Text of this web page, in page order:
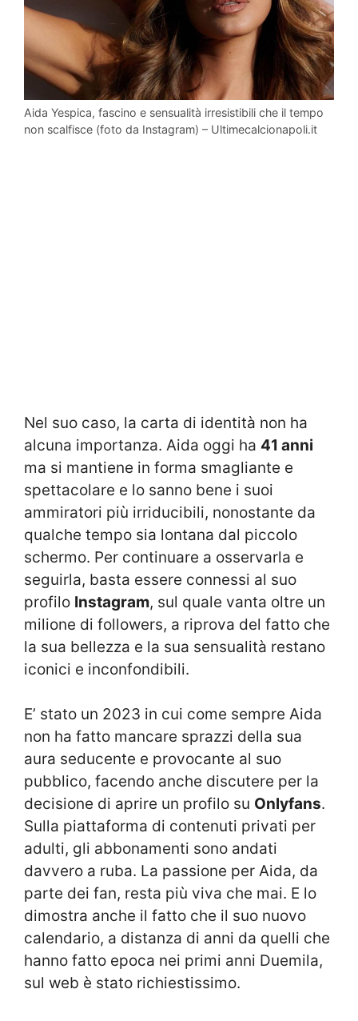
Aida Yespica, fascino e sensualità irresistibili che il tempo
non scalfisce (foto da Instagram) – Ultimecalcionapoli.it
Nel suo caso, la carta di identità non ha
alcuna importanza. Aida oggi ha 41 anni
ma si mantiene in forma smagliante e
spettacolare e lo sanno bene i suoi
ammiratori più irriducibili, nonostante da
qualche tempo sia lontana dal piccolo
schermo. Per continuare a osservarla e
seguirla, basta essere connessi al suo
profilo Instagram, sul quale vanta oltre un
milione di followers, a riprova del fatto che
la sua bellezza e la sua sensualità restano
iconici e inconfondibili.
E’ stato un 2023 in cui come sempre Aida
non ha fatto mancare sprazzi della sua
aura seducente e provocante al suo
pubblico, facendo anche discutere per la
decisione di aprire un profilo su Onlyfans.
Sulla piattaforma di contenuti privati per
adulti, gli abbonamenti sono andati
davvero a ruba. La passione per Aida, da
parte dei fan, resta più viva che mai. E lo
dimostra anche il fatto che il suo nuovo
calendario, a distanza di anni da quelli che
hanno fatto epoca nei primi anni Duemila,
sul web è stato richiestissimo.